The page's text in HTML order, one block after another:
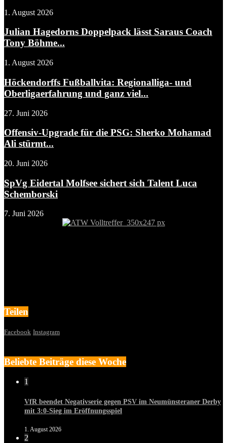
1. August 2026
Julian Hagedorns Doppelpack lässt Saraus Coach
Tony Böhme...
1. August 2026
Höckendorffs Fußballvita: Regionalliga- und
Oberligaerfahrung und ganz viel...
27. Juni 2026
Offensiv-Upgrade für die PSG: Sherko Mohamad
Ali stürmt...
20. Juni 2026
SpVg Eidertal Molfsee sichert sich Talent Luca
Schemborski
7. Juni 2026
Teilen
Facebook Instagram
Beliebte Beiträge diese Woche
1
VfR beendet Negativserie gegen PSV im Neumünsteraner Derby
mit 3:0-Sieg im Eröffnungsspiel
1. August 2026
2